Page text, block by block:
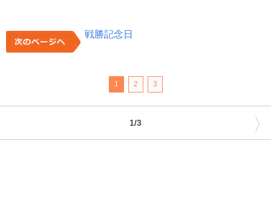
戦勝記念日
1 2 3
1/3 〉